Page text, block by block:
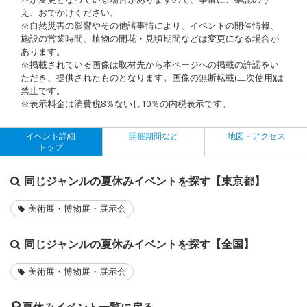
え、おでかけください。
※自然災害の影響やその他諸事情により、イベントの開催情報、
施設の営業時間、植物の開花・見頃期間などは変更になる場合が
あります。
※掲載されている画像は取材先から本ページへの掲載の許諾をい
ただき、提供されたものとなります。画像の無断転載(二次使用)は
禁止です。
※表示料金は消費税8％ないし10％の内税表示です。
イベント詳細
トップ
開催期間など 地図・アクセス
同じジャンルの夏休みイベントを探す【東京都】
美術展・博物展・展示会
同じジャンルの夏休みイベントを探す【全国】
美術展・博物展・展示会